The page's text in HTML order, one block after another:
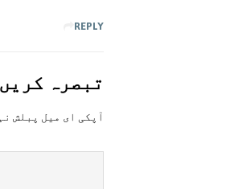
REPLY
تبصرہ کريں
آپکی ای ميل پبلش